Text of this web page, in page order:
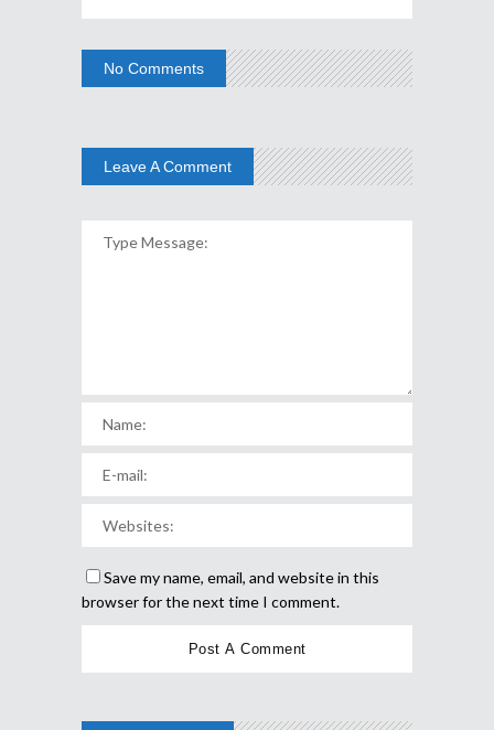
No Comments
Leave A Comment
Save my name, email, and website in this
browser for the next time I comment.